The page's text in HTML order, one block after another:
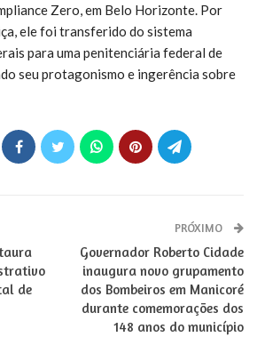
Zero, em Belo Horizonte. Por
ele foi transferido do sistema
para uma penitenciária federal de
seu protagonismo e ingerência sobre
de
PRÓXIMO
Governador Roberto Cidade
inaugura novo grupamento
dos Bombeiros em Manicoré
durante comemorações dos
148 anos do município